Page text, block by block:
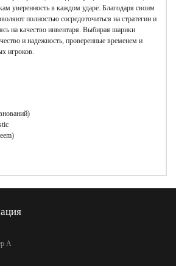
уверенность в каждом ударе. Благодаря своим
полностью сосредоточиться на стратегии и
на качество инвентаря. Выбирая шарики
и надежность, проверенные временем и
игроков.
А